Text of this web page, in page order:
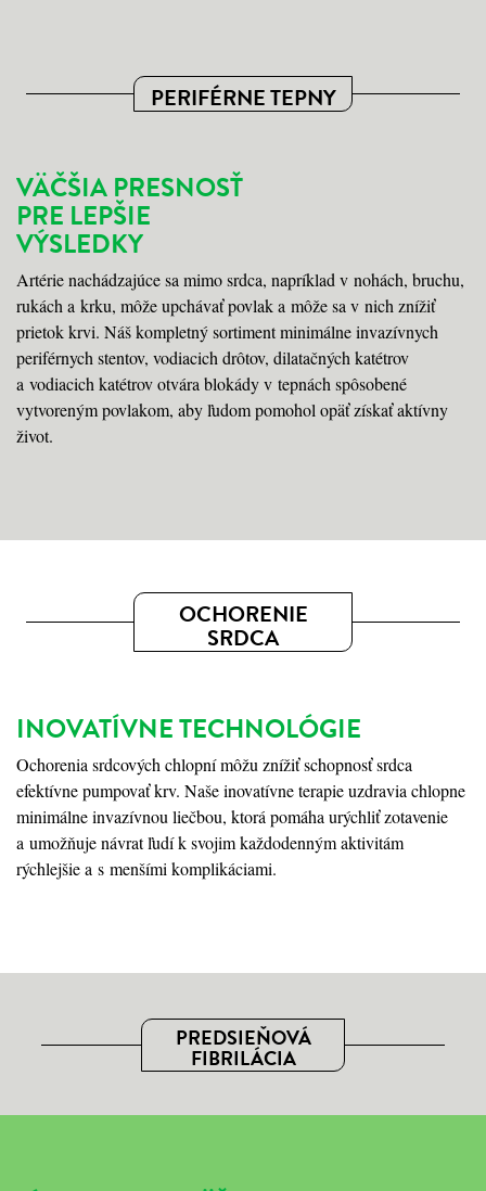
PERIFÉRNE TEPNY
VÄČŠIA PRESNOSŤ
PRE LEPŠIE
VÝSLEDKY
Artérie nachádzajúce sa mimo srdca, napríklad v nohách, bruchu,
rukách a krku, môže upchávať povlak a môže sa v nich znížiť
prietok krvi. Náš kompletný sortiment minimálne invazívnych
periférnych stentov, vodiacich drôtov, dilatačných katétrov
a vodiacich katétrov otvára blokády v tepnách spôsobené
vytvoreným povlakom, aby ľudom pomohol opäť získať aktívny
život.
OCHORENIE
SRDCA
INOVATÍVNE TECHNOLÓGIE
Ochorenia srdcových chlopní môžu znížiť schopnosť srdca
efektívne pumpovať krv. Naše inovatívne terapie uzdravia chlopne
minimálne invazívnou liečbou, ktorá pomáha urýchliť zotavenie
a umožňuje návrat ľudí k svojim každodenným aktivitám
rýchlejšie a s menšími komplikáciami.
PREDSIEŇOVÁ
FIBRILÁCIA